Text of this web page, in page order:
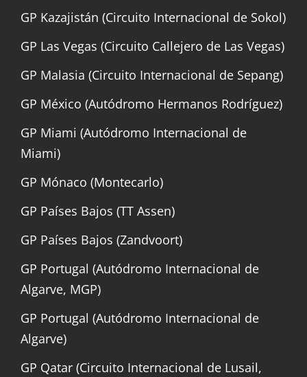
GP Kazajistán (Circuito Internacional de Sokol)
GP Las Vegas (Circuito Callejero de Las Vegas)
GP Malasia (Circuito Internacional de Sepang)
GP México (Autódromo Hermanos Rodríguez)
GP Miami (Autódromo Internacional de
Miami)
GP Mónaco (Montecarlo)
GP Países Bajos (TT Assen)
GP Países Bajos (Zandvoort)
GP Portugal (Autódromo Internacional de
Algarve, MGP)
GP Portugal (Autódromo Internacional de
Algarve)
GP Qatar (Circuito Internacional de Lusail,